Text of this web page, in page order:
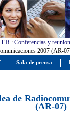
R : Conferencias y
2007 (AR-
de
(AR-07)
Sala de prensa